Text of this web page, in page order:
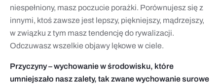
niespełniony, masz poczucie porażki. Porównujesz się z
innymi, ktoś zawsze jest lepszy, piękniejszy, mądrzejszy,
w związku z tym masz tendencję do rywalizacji.
Odczuwasz wszelkie objawy lękowe w ciele.
Przyczyny – wychowanie w środowisku, które
umniejszało nasz zalety, tak zwane wychowanie surowe